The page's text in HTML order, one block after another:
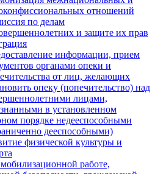
отношений
по делам
и защите их прав
информации, прием
органами опеки и
от лиц, желающих
опеку (попечительство) над
лицами,
в установленном
порядке недееспособными
дееспособными)
физической культуры и
работе,